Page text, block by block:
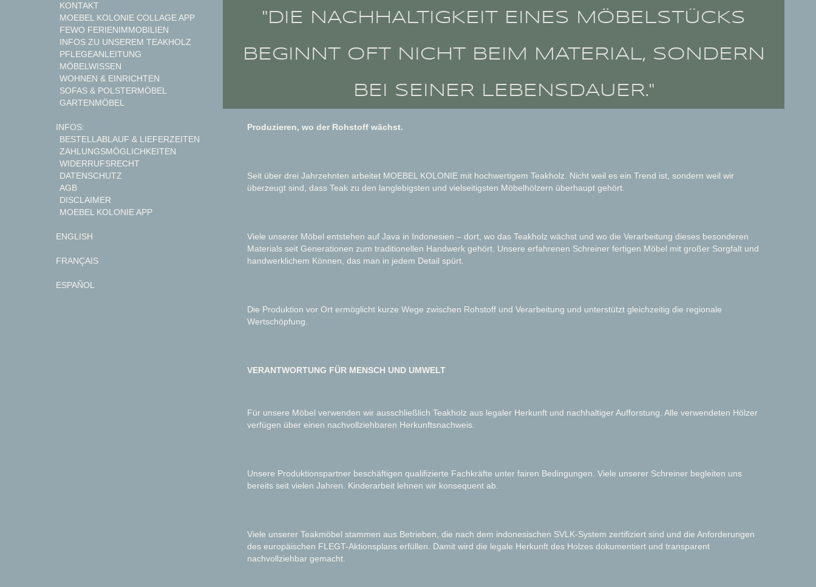
KONTAKT
MOEBEL KOLONIE COLLAGE APP
FEWO FERIENIMMOBILIEN
INFOS ZU UNSEREM TEAKHOLZ
PFLEGEANLEITUNG
MÖBELWISSEN
WOHNEN & EINRICHTEN
SOFAS & POLSTERMÖBEL
GARTENMÖBEL
INFOS:
BESTELLABLAUF & LIEFERZEITEN
ZAHLUNGSMÖGLICHKEITEN
WIDERRUFSRECHT
DATENSCHUTZ
AGB
DISCLAIMER
MOEBEL KOLONIE APP
ENGLISH
FRANÇAIS
ESPAÑOL
"DIE NACHHALTIGKEIT EINES MÖBELSTÜCKS
BEGINNT OFT NICHT BEIM MATERIAL, SONDERN
BEI SEINER LEBENSDAUER."
Produzieren, wo der Rohstoff wächst.
Seit über drei Jahrzehnten arbeitet MOEBEL KOLONIE mit hochwertigem Teakholz. Nicht weil es ein Trend ist, sondern weil wir
überzeugt sind, dass Teak zu den langlebigsten und vielseitigsten Möbelhölzern überhaupt gehört.
Viele unserer Möbel entstehen auf Java in Indonesien – dort, wo das Teakholz wächst und wo die Verarbeitung dieses besonderen
Materials seit Generationen zum traditionellen Handwerk gehört. Unsere erfahrenen Schreiner fertigen Möbel mit großer Sorgfalt und
handwerklichem Können, das man in jedem Detail spürt.
Die Produktion vor Ort ermöglicht kurze Wege zwischen Rohstoff und Verarbeitung und unterstützt gleichzeitig die regionale
Wertschöpfung.
VERANTWORTUNG FÜR MENSCH UND UMWELT
Für unsere Möbel verwenden wir ausschließlich Teakholz aus legaler Herkunft und nachhaltiger Aufforstung. Alle verwendeten Hölzer
verfügen über einen nachvollziehbaren Herkunftsnachweis.
Unsere Produktionspartner beschäftigen qualifizierte Fachkräfte unter fairen Bedingungen. Viele unserer Schreiner begleiten uns
bereits seit vielen Jahren. Kinderarbeit lehnen wir konsequent ab.
Viele unserer Teakmöbel stammen aus Betrieben, die nach dem indonesischen SVLK-System zertifiziert sind und die Anforderungen
des europäischen FLEGT-Aktionsplans erfüllen. Damit wird die legale Herkunft des Holzes dokumentiert und transparent
nachvollziehbar gemacht.